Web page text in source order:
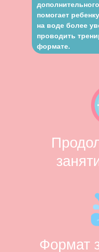
помогает
на воде более
проводить
формате.
Формат